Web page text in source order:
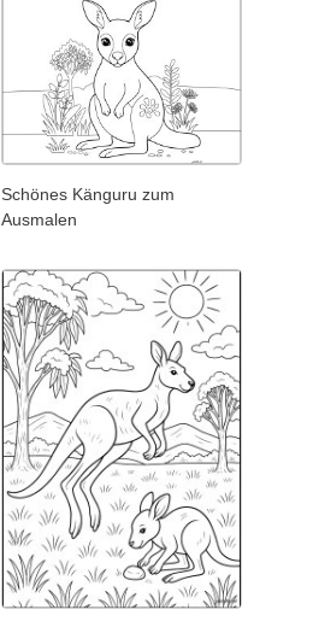
Schönes Känguru zum
Ausmalen